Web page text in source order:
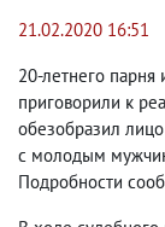
21.02.2020 16:51
20-летнего парня
приговорили к
обезобразил
с молодым
Подробности